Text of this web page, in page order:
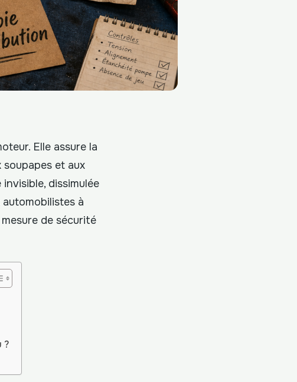
Elle assure la
et aux
dissimulée
à
de sécurité
?